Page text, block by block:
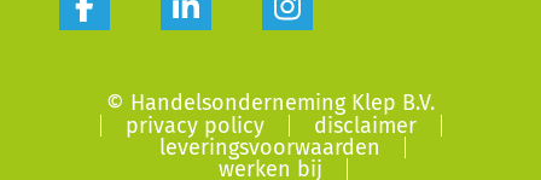
© Handelsonderneming Klep B.V.
privacy policy
disclaimer
leveringsvoorwaarden
werken bij